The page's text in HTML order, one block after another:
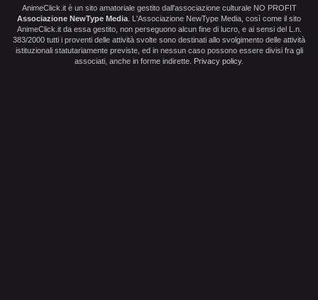
AnimeClick.it è un sito amatoriale gestito dall'associazione culturale NO PROFIT
Associazione NewType Media . L'Associazione NewType Media, così come il sito
AnimeClick.it da essa gestito, non perseguono alcun fine di lucro, e ai sensi del L.n.
383/2000 tutti i proventi delle attività svolte sono destinati allo svolgimento delle attività
istituzionali statutariamente previste, ed in nessun caso possono essere divisi fra gli
associati, anche in forme indirette. Privacy policy.